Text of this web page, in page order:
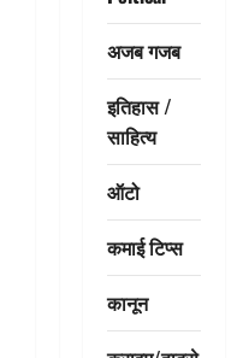
अजब गजब
इतिहास /
साहित्य
ऑटो
कमाई टिप्स
कानून